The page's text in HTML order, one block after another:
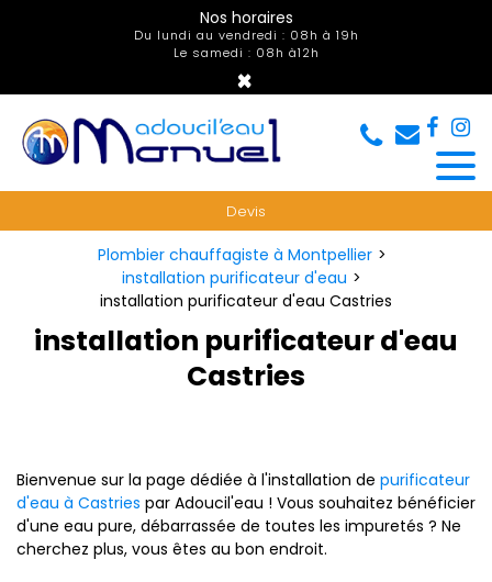
Nos horaires
Du lundi au vendredi : 08h à 19h
Le samedi : 08h à12h
×
Devis
Plombier chauffagiste à Montpellier
installation purificateur d'eau
installation purificateur d'eau Castries
installation purificateur d'eau
Castries
Bienvenue sur la page dédiée à l'installation de purificateur
d'eau à Castries par Adoucil'eau ! Vous souhaitez bénéficier
d'une eau pure, débarrassée de toutes les impuretés ? Ne
cherchez plus, vous êtes au bon endroit.
Panneau de gestion des cookies